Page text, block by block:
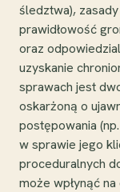
śledztwa),
prawidłowość
oraz
uzyskanie
sprawach jest
oskarżoną o
postępowania
w sprawie jego
proceduralnych
może wpłynąć